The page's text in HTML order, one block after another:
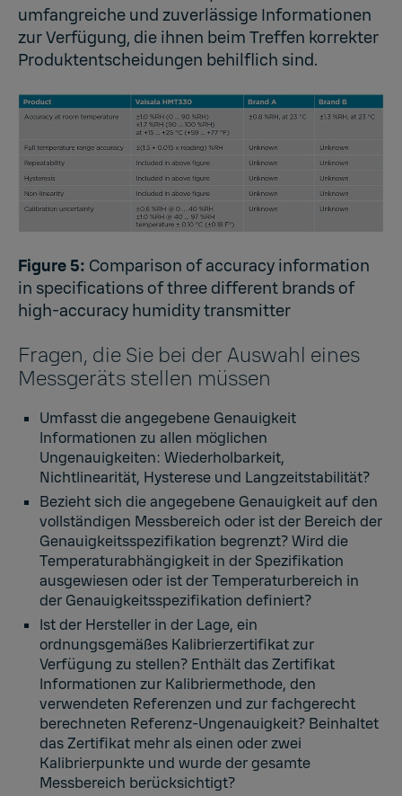
umfangreiche und zuverlässige Informationen
zur Verfügung, die ihnen beim Treffen korrekter
Produktentscheidungen behilflich sind.
Figure 5: Comparison of accuracy information
in specifications of three different brands of
high-accuracy humidity transmitter
Fragen, die Sie bei der Auswahl eines
Messgeräts stellen müssen
Umfasst die angegebene Genauigkeit
Informationen zu allen möglichen
Ungenauigkeiten: Wiederholbarkeit,
Nichtlinearität, Hysterese und Langzeitstabilität?
Bezieht sich die angegebene Genauigkeit auf den
vollständigen Messbereich oder ist der Bereich der
Genauigkeitsspezifikation begrenzt? Wird die
Temperaturabhängigkeit in der Spezifikation
ausgewiesen oder ist der Temperaturbereich in
der Genauigkeitsspezifikation definiert?
Ist der Hersteller in der Lage, ein
ordnungsgemäßes Kalibrierzertifikat zur
Verfügung zu stellen? Enthält das Zertifikat
Informationen zur Kalibriermethode, den
verwendeten Referenzen und zur fachgerecht
berechneten Referenz-Ungenauigkeit? Beinhaltet
das Zertifikat mehr als einen oder zwei
Kalibrierpunkte und wurde der gesamte
Messbereich berücksichtigt?